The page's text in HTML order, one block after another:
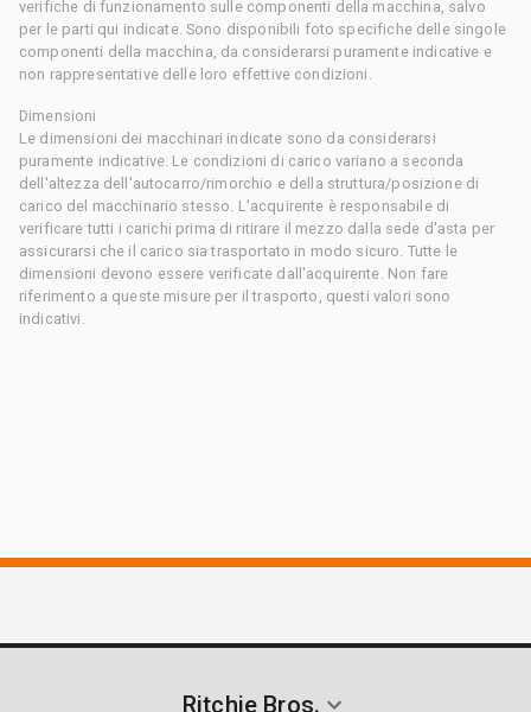
verifiche di funzionamento sulle componenti della macchina, salvo
per le parti qui indicate. Sono disponibili foto specifiche delle singole
componenti della macchina, da considerarsi puramente indicative e
non rappresentative delle loro effettive condizioni.
Dimensioni
Le dimensioni dei macchinari indicate sono da considerarsi
puramente indicative. Le condizioni di carico variano a seconda
dell'altezza dell'autocarro/rimorchio e della struttura/posizione di
carico del macchinario stesso. L'acquirente è responsabile di
verificare tutti i carichi prima di ritirare il mezzo dalla sede d'asta per
assicurarsi che il carico sia trasportato in modo sicuro. Tutte le
dimensioni devono essere verificate dall'acquirente. Non fare
riferimento a queste misure per il trasporto, questi valori sono
indicativi.
Ritchie Bros.